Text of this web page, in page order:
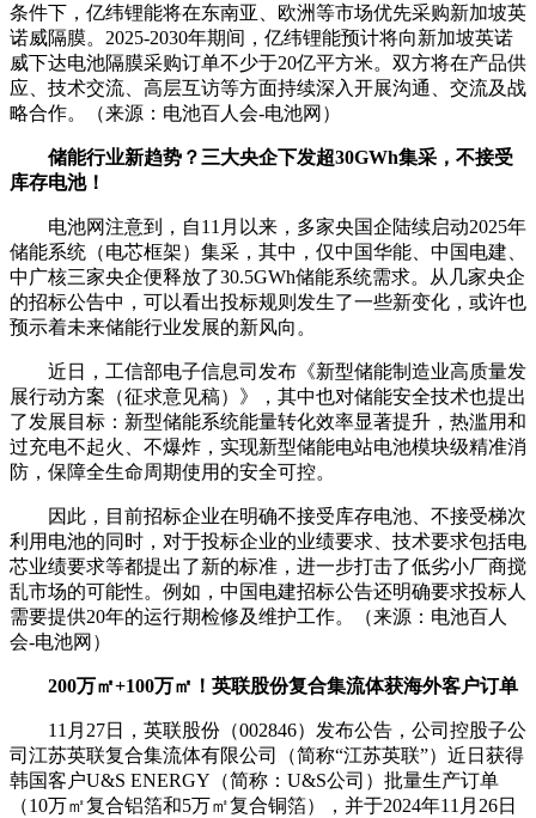
条件下，亿纬锂能将在东南亚、欧洲等市场优先采购新加坡英
诺威隔膜。2025-2030年期间，亿纬锂能预计将向新加坡英诺
威下达电池隔膜采购订单不少于20亿平方米。双方将在产品供
应、技术交流、高层互访等方面持续深入开展沟通、交流及战
略合作。（来源：电池百人会-电池网）
储能行业新趋势？三大央企下发超30GWh集采，不接受
库存电池！
电池网注意到，自11月以来，多家央国企陆续启动2025年
储能系统（电芯框架）集采，其中，仅中国华能、中国电建、
中广核三家央企便释放了30.5GWh储能系统需求。从几家央企
的招标公告中，可以看出投标规则发生了一些新变化，或许也
预示着未来储能行业发展的新风向。
近日，工信部电子信息司发布《新型储能制造业高质量发
展行动方案（征求意见稿）》，其中也对储能安全技术也提出
了发展目标：新型储能系统能量转化效率显著提升，热滥用和
过充电不起火、不爆炸，实现新型储能电站电池模块级精准消
防，保障全生命周期使用的安全可控。
因此，目前招标企业在明确不接受库存电池、不接受梯次
利用电池的同时，对于投标企业的业绩要求、技术要求包括电
芯业绩要求等都提出了新的标准，进一步打击了低劣小厂商搅
乱市场的可能性。例如，中国电建招标公告还明确要求投标人
需要提供20年的运行期检修及维护工作。（来源：电池百人
会-电池网）
200万㎡+100万㎡！英联股份复合集流体获海外客户订单
11月27日，英联股份（002846）发布公告，公司控股子公
司江苏英联复合集流体有限公司（简称“江苏英联”）近日获得
韩国客户U&S ENERGY（简称：U&S公司）批量生产订单
（10万㎡复合铝箔和5万㎡复合铜箔），并于2024年11月26日